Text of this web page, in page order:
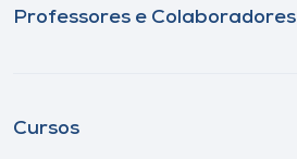
Professores e Colaboradores
Cursos